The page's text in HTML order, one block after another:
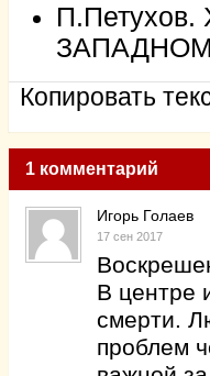
Копировать
1 комментарий
Игорь Голаев
17 сен 2017
В центре
смерти.
проблем